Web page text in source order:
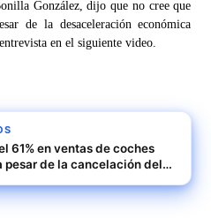
González, dijo que no cree que
de la desaceleración económica
en el siguiente video.
61% en ventas de coches
pesar de la cancelación del